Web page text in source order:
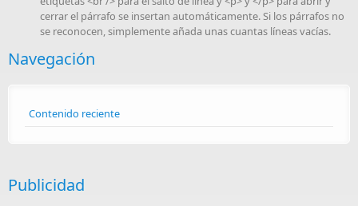
cerrar el párrafo se insertan automáticamente. Si los párrafos no
se reconocen, simplemente añada unas cuantas líneas vacías.
Navegación
Contenido reciente
Publicidad